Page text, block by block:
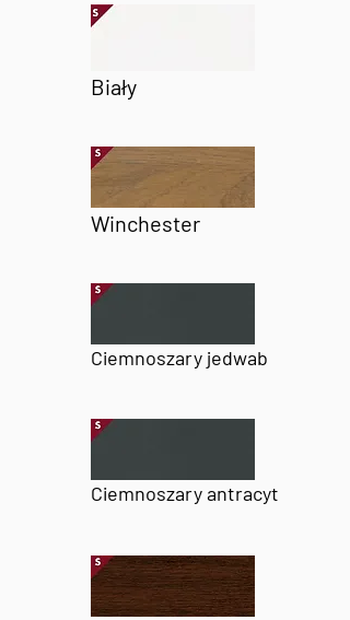
Biały
Winchester
Ciemnoszary jedwab
Ciemnoszary antracyt